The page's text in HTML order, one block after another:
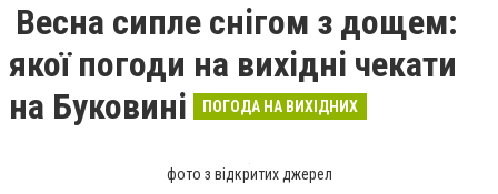
Весна сипле снігом з дощем:
якої погоди на вихідні чекати
на Буковині
ПОГОДА НА ВИХІДНИХ
фото з відкритих джерел